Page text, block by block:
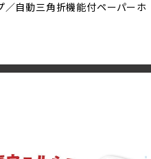
／自動三角折機能付ペーパーホ